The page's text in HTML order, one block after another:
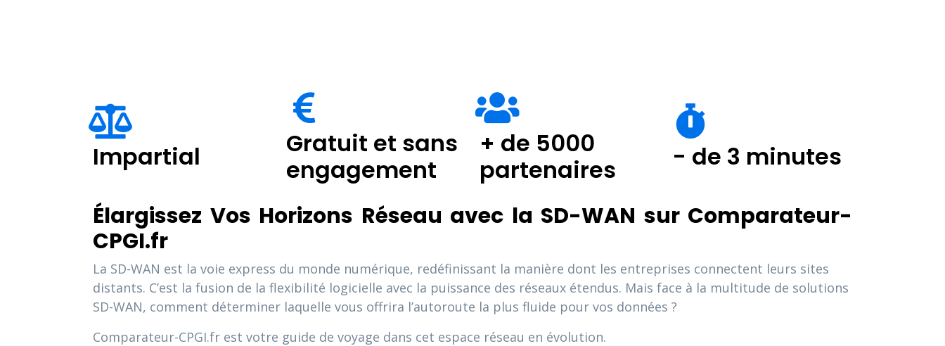
Impartial
Gratuit et sans
engagement
+ de 5000
partenaires
- de 3 minutes
Élargissez Vos Horizons Réseau avec la SD-WAN sur Comparateur-
CPGI.fr
La SD-WAN est la voie express du monde numérique, redéfinissant la manière dont les entreprises connectent leurs sites
distants. C’est la fusion de la flexibilité logicielle avec la puissance des réseaux étendus. Mais face à la multitude de solutions
SD-WAN, comment déterminer laquelle vous offrira l’autoroute la plus fluide pour vos données ?
Comparateur-CPGI.fr est votre guide de voyage dans cet espace réseau en évolution.